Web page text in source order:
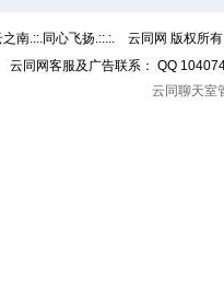
之南.::.同心飞扬.::.:. 云同网 版权所
云同网客服及广告联系： QQ
云同聊天室